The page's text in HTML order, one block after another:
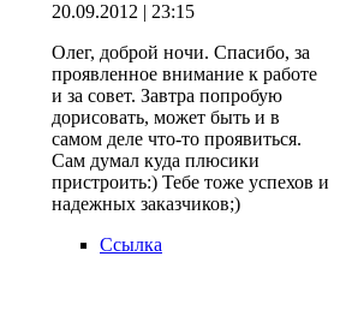
20.09.2012 | 23:15
Олег, доброй ночи. Спасибо, за
проявленное внимание к работе
и за совет. Завтра попробую
дорисовать, может быть и в
самом деле что-то проявиться.
Сам думал куда плюсики
пристроить:) Тебе тоже успехов и
надежных заказчиков;)
Ссылка